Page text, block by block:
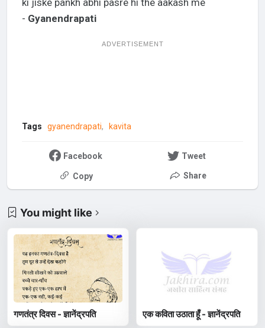
- Gyanendrapati
ADVERTISEMENT
Tags gyanendrapati kavita
Facebook Tweet
Copy Share
You might like
गणतंत्र दिवस - ज्ञानेंद्रपति एक कविता उठाता हूँ - ज्ञानेंद्रपति